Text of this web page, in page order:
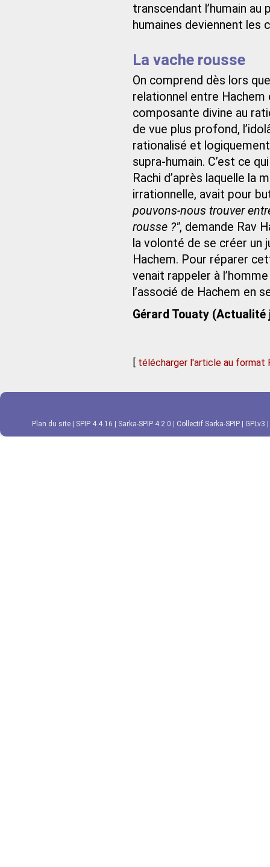
transcendant l’humain
humaines deviennent les
La vache rousse
On comprend dès lors
relationnel entre Hachem
composante divine au
de vue plus profond,
rationalisé et
supra-humain. C’est ce
Rachi d’après laquelle la
irrationnelle, avait pour
pouvons-nous trouver
rousse ?", demande Rav
la volonté de se créer un
Hachem. Pour réparer
venait rappeler à
l’associé de Hachem en
Gérard Touaty (Actualité
[ télécharger l'article au format
Plan du site SPIP 4.4.16 Sarka-SPIP 4.2.0 Collectif Sarka-SPIP GPLv3